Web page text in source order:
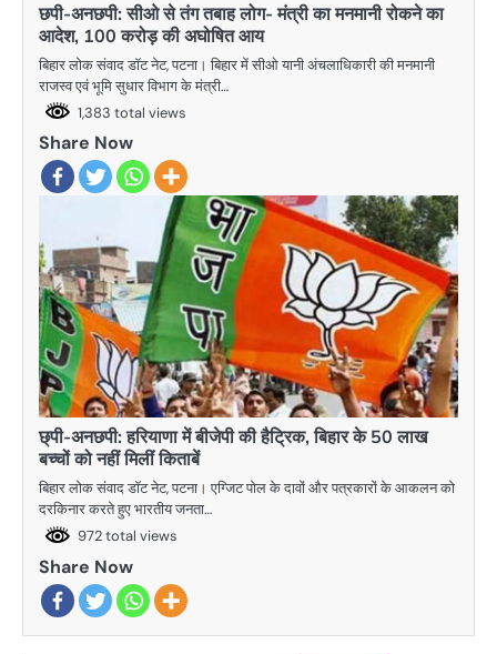
छपी-अनछपी: सीओ से तंग तबाह लोग- मंत्री का मनमानी रोकने का
आदेश, 100 करोड़ की अघोषित आय
बिहार लोक संवाद डॉट नेट, पटना। बिहार में सीओ यानी अंचलाधिकारी की मनमानी
राजस्व एवं भूमि सुधार विभाग के मंत्री…
1,383 total views
Share Now
छ्पी-अनछपी: हरियाणा में बीजेपी की हैट्रिक, बिहार के 50 लाख
बच्चों को नहीं मिलीं किताबें
बिहार लोक संवाद डॉट नेट, पटना। एग्जिट पोल के दावों और पत्रकारों के आकलन को
दरकिनार करते हुए भारतीय जनता…
972 total views
Share Now